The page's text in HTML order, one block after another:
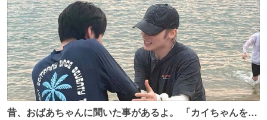
昔、おばあちゃんに聞いた事があるよ。 「カイちゃんをい